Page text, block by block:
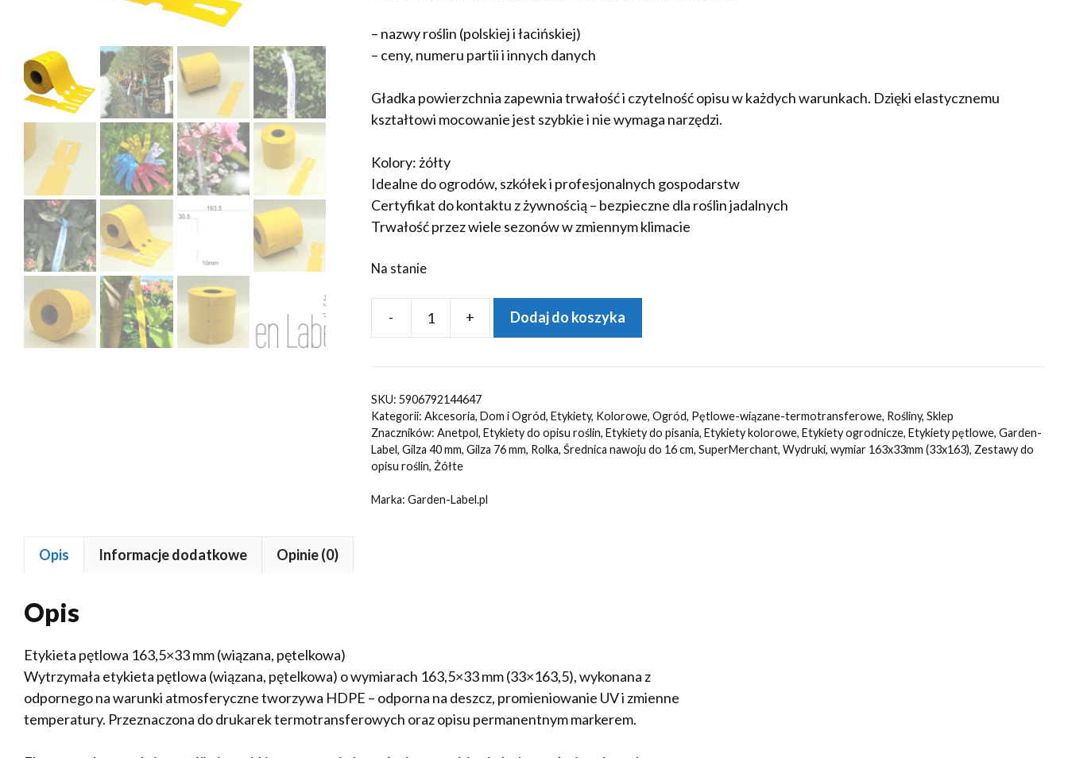
– nazwy roślin (polskiej i łacińskiej)
– ceny, numeru partii i innych danych
Gładka powierzchnia zapewnia trwałość i czytelność opisu w każdych warunkach. Dzięki elastycznemu
kształtowi mocowanie jest szybkie i nie wymaga narzędzi.
Kolory: żółty
Idealne do ogrodów, szkółek i profesjonalnych gospodarstw
Certyfikat do kontaktu z żywnością – bezpieczne dla roślin jadalnych
Trwałość przez wiele sezonów w zmiennym klimacie
Na stanie
-
ogrodnicze/sadownicze
pętlowe
ŻÓŁTE
163,5x33mm(33x163,5)
2000szt
+ Dodaj do koszyka
SKU: 5906792144647
Kategorii: Akcesoria, Dom i Ogród, Etykiety, Kolorowe, Ogród, Pętlowe-wiązane-termotransferowe, Rośliny, Sklep
Znaczników: Anetpol, Etykiety do opisu roślin, Etykiety do pisania, Etykiety kolorowe, Etykiety ogrodnicze, Etykiety pętlowe, Garden-
Label, Gilza 40 mm, Gilza 76 mm, Rolka, Średnica nawoju do 16 cm, SuperMerchant, Wydruki, wymiar 163x33mm (33x163), Zestawy do
opisu roślin, Żółte
Marka: Garden-Label.pl
Opis Informacje dodatkowe Opinie (0)
Opis
Etykieta pętlowa 163,5×33 mm (wiązana, pętelkowa)
Wytrzymała etykieta pętlowa (wiązana, pętelkowa) o wymiarach 163,5×33 mm (33×163,5), wykonana z
odpornego na warunki atmosferyczne tworzywa HDPE – odporna na deszcz, promieniowanie UV i zmienne
temperatury. Przeznaczona do drukarek termotransferowych oraz opisu permanentnym markerem.